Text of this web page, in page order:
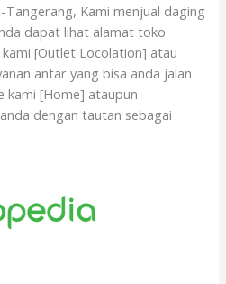
Tangerang, Kami menjual daging
dapat lihat alamat toko
[Outlet Locolation] atau
antar yang bisa anda jalan
kami [Home] ataupun
dengan tautan sebagai